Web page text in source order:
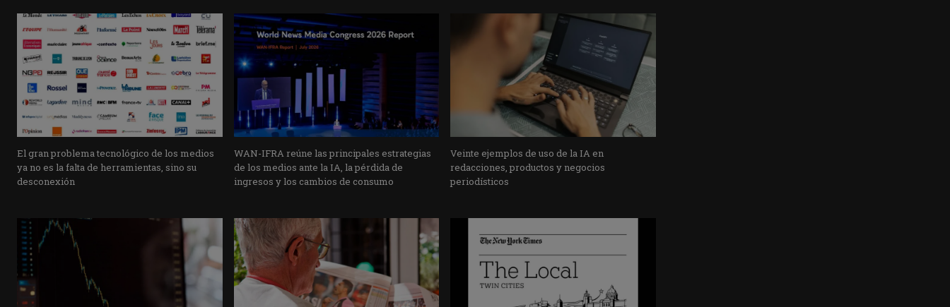
El gran problema tecnológico de los medios
ya no es la falta de herramientas, sino su
desconexión
WAN-IFRA reúne las principales estrategias
de los medios ante la IA, la pérdida de
ingresos y los cambios de consumo
Veinte ejemplos de uso de la IA en
redacciones, productos y negocios
periodísticos